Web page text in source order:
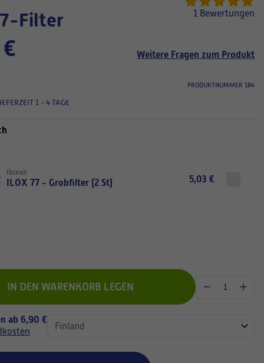
Filter 1 Bewertungen
Weitere Fragen zum Produkt
PRODUKTNUMMER 184
1 - 4 TAGE
Iloxair
ILOX 77 - Grobfilter (2 St) 5,03 €
IN DEN WARENKORB LEGEN
ab 6,90 €